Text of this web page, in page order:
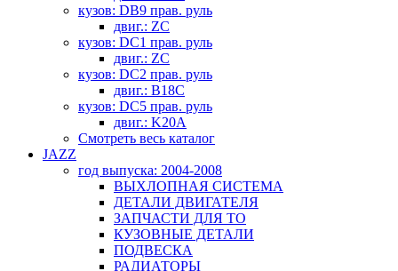
кузов: DB9 прав. руль
двиг.: ZC
кузов: DC1 прав. руль
двиг.: ZC
кузов: DC2 прав. руль
двиг.: B18C
кузов: DC5 прав. руль
двиг.: K20A
Смотреть весь каталог
JAZZ
год выпуска: 2004-2008
ВЫХЛОПНАЯ СИСТЕМА
ДЕТАЛИ ДВИГАТЕЛЯ
ЗАПЧАСТИ ДЛЯ ТО
КУЗОВНЫЕ ДЕТАЛИ
ПОДВЕСКА
РАДИАТОРЫ